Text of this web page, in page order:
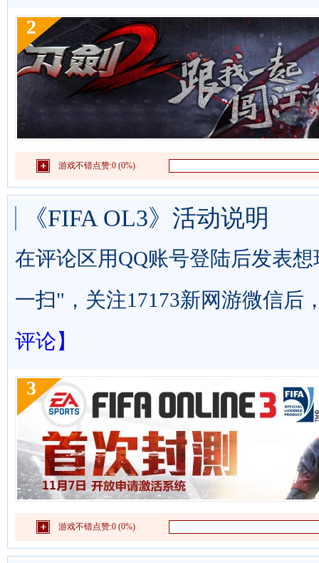
2
游戏不错点赞:0 (0%)
《FIFA OL3》活动说明
在评论区用QQ账号登陆后发表
一扫"，关注17173新网游微信后
评论】
3
游戏不错点赞:0 (0%)